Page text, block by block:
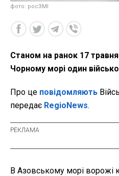
фото: росЗМІ
Станом на ранок 17
Чорному морі один
Про це повідомляють
передає RegioNews.
В Азовському морі ворожі